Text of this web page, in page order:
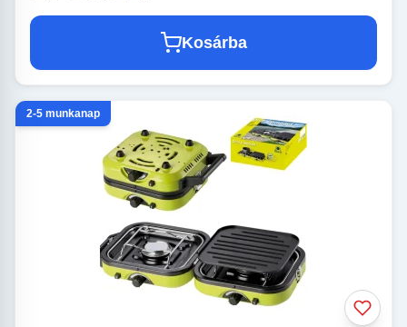
Kosárba
2-5 munkanap